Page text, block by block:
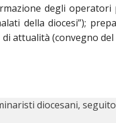
degli
della diocesi”);
attualità (convegno
diocesani,